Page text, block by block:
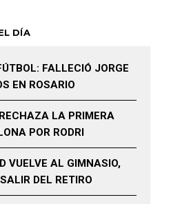
DÍA
FALLECIÓ JORGE
EN ROSARIO
LA PRIMERA
POR RODRI
VUELVE AL GIMNASIO,
DEL RETIRO